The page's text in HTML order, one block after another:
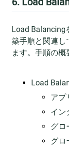
Load Balancing
築手順と関連し
ます。手順の概
Load
アプ
イン
グロ
グロ